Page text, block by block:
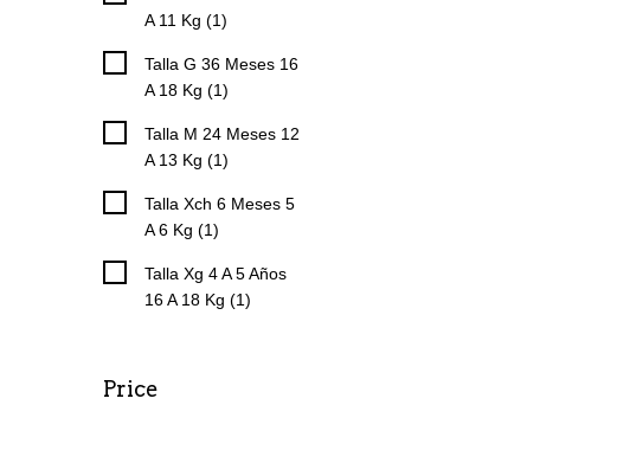
A 11 Kg (1)
Talla G 36 Meses 16
A 18 Kg (1)
Talla M 24 Meses 12
A 13 Kg (1)
Talla Xch 6 Meses 5
A 6 Kg (1)
Talla Xg 4 A 5 Años
16 A 18 Kg (1)
Price